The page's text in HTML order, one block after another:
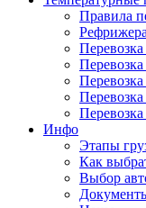
Правила
Перевозка
Перевозка
Инфо
Этапы
Как
Выбор